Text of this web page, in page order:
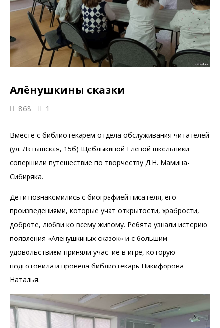
Алёнушкины сказки
868 1
Вместе с библиотекарем отдела обслуживания читателей
(ул. Латышская, 15б) Щеблыкиной Еленой школьники
совершили путешествие по творчеству Д.Н. Мамина-
Сибиряка.
Дети познакомились с биографией писателя, его
произведениями, которые учат открытости, храбрости,
доброте, любви ко всему живому. Ребята узнали историю
появления «Аленушкиных сказок» и с большим
удовольствием приняли участие в игре, которую
подготовила и провела библиотекарь Никифорова
Наталья.